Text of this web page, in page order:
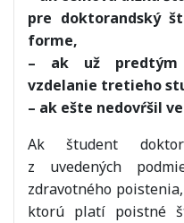
pre doktorandský
forme,
– ak už predtým
vzdelanie tretieho
– ak ešte nedovŕšil
Ak študent
z uvedených
zdravotného
ktorú platí poistné